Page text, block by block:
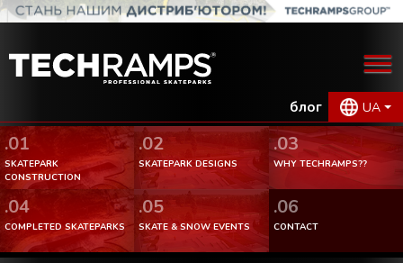
блог UA
.01
SKATEPARK
CONSTRUCTION
.02
SKATEPARK DESIGNS
.03
WHY TECHRAMPS??
.04
COMPLETED SKATEPARKS
.05
SKATE & SNOW EVENTS
.06
CONTACT